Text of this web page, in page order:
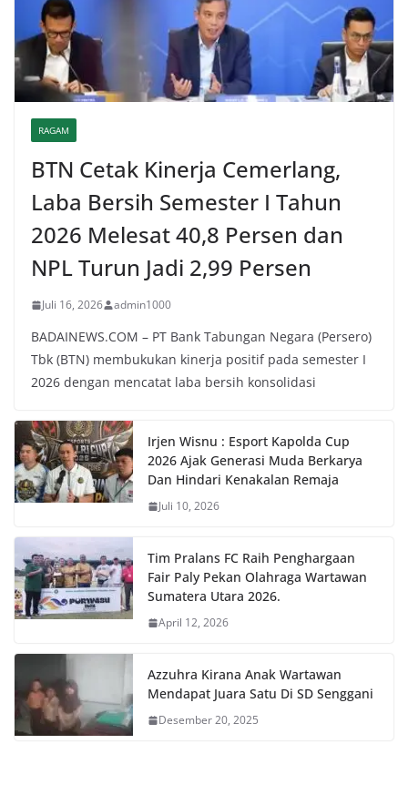
RAGAM
BTN Cetak Kinerja Cemerlang,
Laba Bersih Semester I Tahun
2026 Melesat 40,8 Persen dan
NPL Turun Jadi 2,99 Persen
Juli 16, 2026 admin1000
BADAINEWS.COM – PT Bank Tabungan Negara (Persero)
Tbk (BTN) membukukan kinerja positif pada semester I
2026 dengan mencatat laba bersih konsolidasi
Irjen Wisnu : Esport Kapolda Cup
2026 Ajak Generasi Muda Berkarya
Dan Hindari Kenakalan Remaja
Juli 10, 2026
Tim Pralans FC Raih Penghargaan
Fair Paly Pekan Olahraga Wartawan
Sumatera Utara 2026.
April 12, 2026
Azzuhra Kirana Anak Wartawan
Mendapat Juara Satu Di SD Senggani
Desember 20, 2025